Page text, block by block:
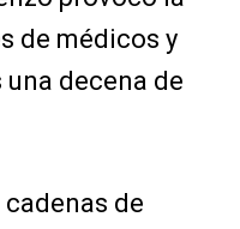
de médicos y
decena de
de